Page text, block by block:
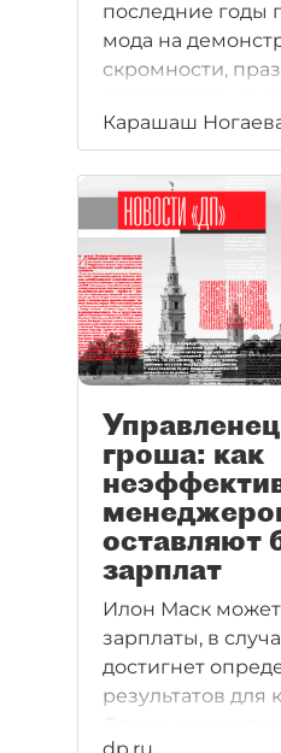
последние годы
мода на
скромности,
еще остаются
рассказывает,
праздники
Facebook, Apple
Карашаш
гроша: как
оставляют
зарплат
Илон Маск может
зарплаты, в
достигнет
результатов для